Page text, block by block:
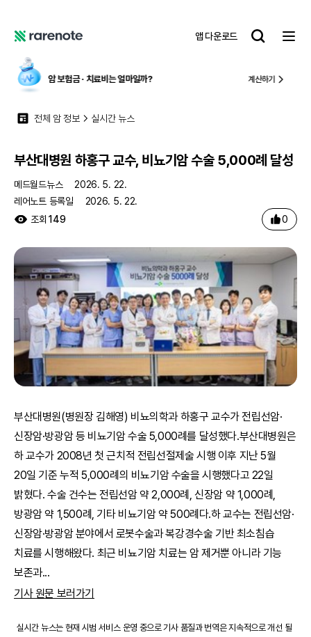
어
노
트
앱 다운로드
레
노
트
암 보험금 ∙ 치료비는 얼마일까? 계산하기
전체 암 정보 실시간 뉴스
부산대병원 하홍구 교수, 비뇨기암 수술 5,000례 달성
메드월드뉴스
2026. 5. 22.
레어노트 등록일
2026. 5. 22.
조회 149 0
부산대병원(병원장 김해영) 비뇨의학과 하홍구 교수가 전립선암·
신장암·방광암 등 비뇨기암 수술 5,000례를 달성했다.부산대병원은
하 교수가 2008년 첫 근치적 전립선절제술 시행 이후 지난 5월
20일 기준 누적 5,000례의 비뇨기암 수술을 시행했다고 22일
밝혔다. 수술 건수는 전립선암 약 2,000례, 신장암 약 1,000례,
방광암 약 1,500례, 기타 비뇨기암 약 500례다.하 교수는 전립선암·
신장암·방광암 분야에서 로봇수술과 복강경수술 기반 최소침습
치료를 시행해왔다. 최근 비뇨기암 치료는 암 제거뿐 아니라 기능
보존과...
기사 원문 보러가기
실시간 뉴스는 현재 시범 서비스 운영 중으로 기사 품질과 번역은 지속적으로 개선 될